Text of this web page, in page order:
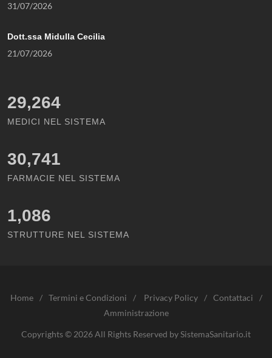
31/07/2026
Dott.ssa Midulla Cecilia
21/07/2026
29,264
MEDICI NEL SISTEMA
30,741
FARMACIE NEL SISTEMA
1,086
STRUTTURE NEL SISTEMA
Home / Termini e Condizioni / Privacy Policy / Contattaci
/
Amministrazione
Copyrights © 2026 All Rights Reserved by SistemaSanitario.it